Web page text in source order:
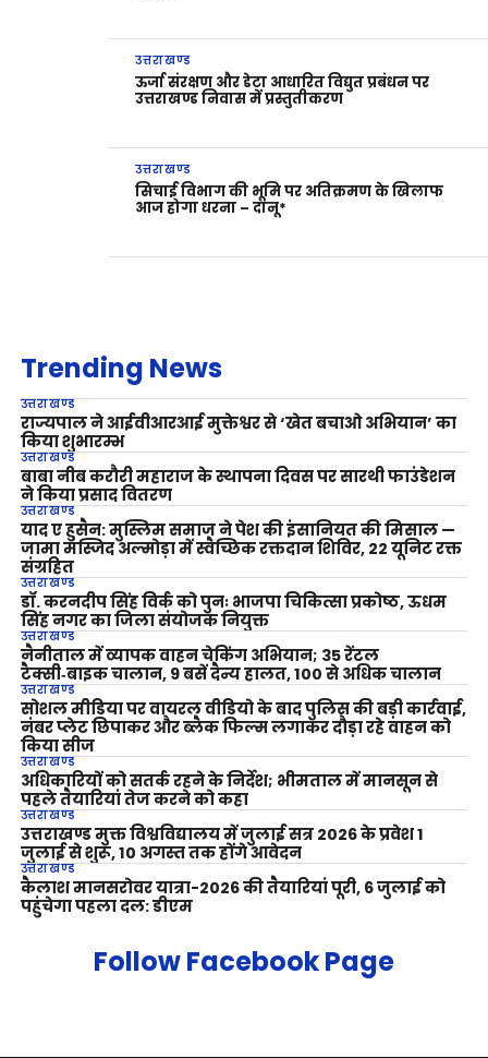
उत्तराखण्ड
ऊर्जा संरक्षण और डेटा आधारित विद्युत प्रबंधन पर
उत्तराखण्ड निवास में प्रस्तुतीकरण
उत्तराखण्ड
सिचाई विभाग की भूमि पर अतिक्रमण के खिलाफ
आज होगा धरना – दानू*
Trending News
उत्तराखण्ड
राज्यपाल ने आईवीआरआई मुक्तेश्वर से ‘खेत बचाओ अभियान’ का
किया शुभारम्भ
उत्तराखण्ड
बाबा नीब करौरी महाराज के स्थापना दिवस पर सारथी फाउंडेशन
ने किया प्रसाद वितरण
उत्तराखण्ड
याद ए हुसैन: मुस्लिम समाज ने पेश की इंसानियत की मिसाल —
जामा मस्जिद अल्मोड़ा में स्वैच्छिक रक्तदान शिविर, 22 यूनिट रक्त
संग्रहित
उत्तराखण्ड
डॉ. करनदीप सिंह विर्क को पुनः भाजपा चिकित्सा प्रकोष्ठ, ऊधम
सिंह नगर का जिला संयोजक नियुक्त
उत्तराखण्ड
नैनीताल में व्यापक वाहन चेकिंग अभियान; 35 रेंटल
टैक्सी‑बाइक चालान, 9 बसें दैन्य हालत, 100 से अधिक चालान
उत्तराखण्ड
सोशल मीडिया पर वायरल वीडियो के बाद पुलिस की बड़ी कार्रवाई,
नंबर प्लेट छिपाकर और ब्लैक फिल्म लगाकर दौड़ा रहे वाहन को
किया सीज
उत्तराखण्ड
अधिकारियों को सतर्क रहने के निर्देश; भीमताल में मानसून से
पहले तैयारियां तेज करने को कहा
उत्तराखण्ड
उत्तराखण्ड मुक्त विश्वविद्यालय में जुलाई सत्र 2026 के प्रवेश 1
जुलाई से शुरू, 10 अगस्त तक होंगे आवेदन
उत्तराखण्ड
कैलाश मानसरोवर यात्रा-2026 की तैयारियां पूरी, 6 जुलाई को
पहुंचेगा पहला दल: डीएम
Follow Facebook Page